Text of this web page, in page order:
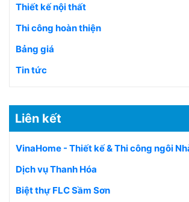
Thiết kế nội thất
Thi công hoàn thiện
Bảng giá
Tin tức
Liên kết
VinaHome - Thiết kế & Thi công ngôi
Dịch vụ Thanh Hóa
Biệt thự FLC Sầm Sơn